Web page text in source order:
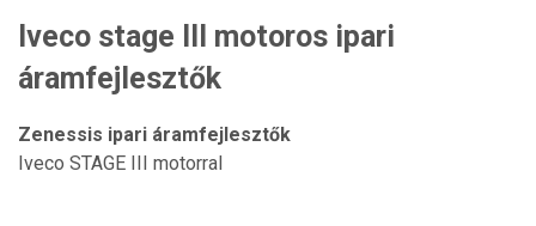
Iveco stage III motoros ipari
áramfejlesztők
Zenessis ipari áramfejlesztők
Iveco STAGE III motorral